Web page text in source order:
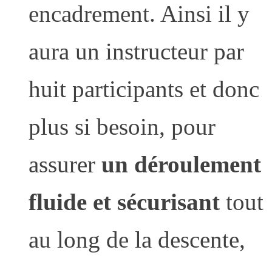
encadrement. Ainsi il y
aura un instructeur par
huit participants et donc
plus si besoin, pour
assurer un déroulement
fluide et sécurisanttout
au long de la descente,